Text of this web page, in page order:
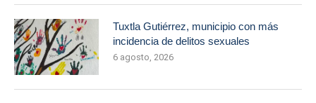
Tuxtla Gutiérrez, municipio con más
incidencia de delitos sexuales
6 agosto, 2026